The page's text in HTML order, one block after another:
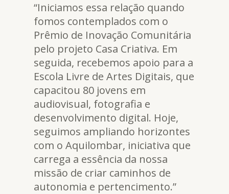
“Iniciamos essa relação quando
fomos contemplados com o
Prêmio de Inovação Comunitária
pelo projeto Casa Criativa. Em
seguida, recebemos apoio para a
Escola Livre de Artes Digitais, que
capacitou 80 jovens em
audiovisual, fotografia e
desenvolvimento digital. Hoje,
seguimos ampliando horizontes
com o Aquilombar, iniciativa que
carrega a essência da nossa
missão de criar caminhos de
autonomia e pertencimento.”